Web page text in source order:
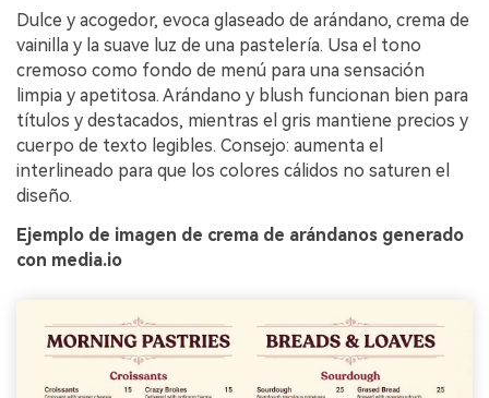
Dulce y acogedor, evoca glaseado de arándano, crema de
vainilla y la suave luz de una pastelería. Usa el tono
cremoso como fondo de menú para una sensación
limpia y apetitosa. Arándano y blush funcionan bien para
títulos y destacados, mientras el gris mantiene precios y
cuerpo de texto legibles. Consejo: aumenta el
interlineado para que los colores cálidos no saturen el
diseño.
Ejemplo de imagen de crema de arándanos generado
con media.io